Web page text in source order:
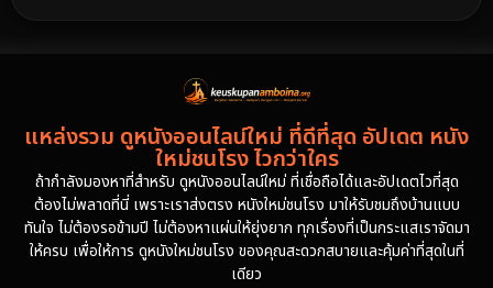
2000
1997
1986
1985
1981
1978
1974
แหล่งรวม ดูหนังออนไลน์ใหม่ ที่ดีที่สุด อัปเดต หนัง
ใหม่ชนโรง ไวกว่าใคร
ถ้ากำลังมองหาที่สำหรับ ดูหนังออนไลน์ใหม่ ที่เชื่อถือได้และอัปเดตไวที่สุด
ต้องไม่พลาดที่นี่ เพราะเราส่งตรง หนังใหม่ชนโรง มาให้รับชมถึงบ้านแบบ
ทันใจ ไม่ต้องรอข้ามปี ไม่ต้องหาแผ่นให้ยุ่งยาก ทุกเรื่องที่เป็นกระแสเราจัดมา
ให้ครบ เพื่อให้การ ดูหนังใหม่ชนโรง ของคุณสะดวกสบายและคุ้มค่าที่สุดในที่
เดียว